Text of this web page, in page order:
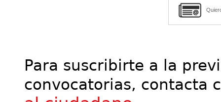
Para suscribirte a la
convocatorias, contacta